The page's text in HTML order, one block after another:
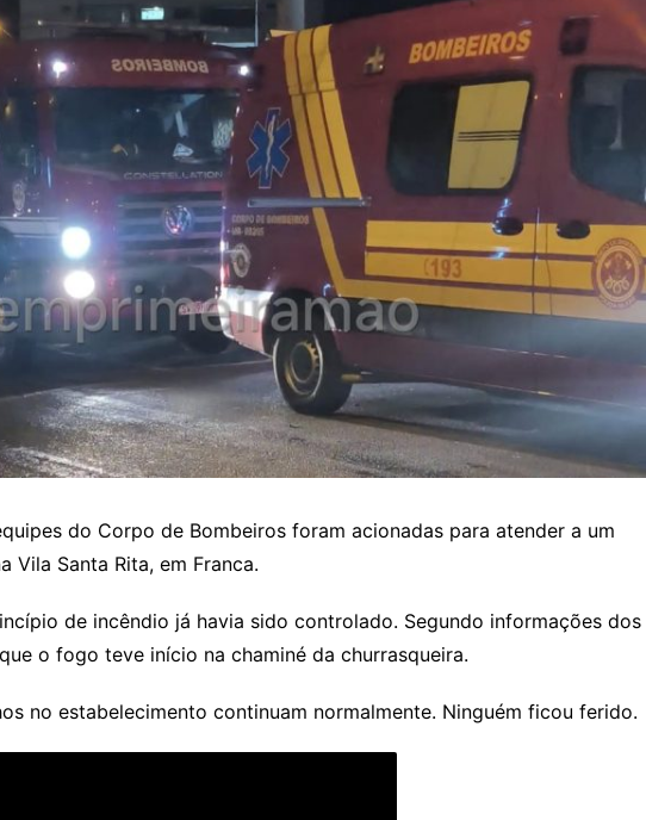
do Corpo de Bombeiros foram acionadas para atender a um
Vila Santa Rita, em Franca.
de incêndio já havia sido controlado. Segundo informações dos
o fogo teve início na chaminé da churrasqueira.
no estabelecimento continuam normalmente. Ninguém ficou ferido.